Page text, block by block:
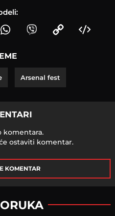
Arsenal fest
komentara.
ostaviti komentar.
KOMENTAR